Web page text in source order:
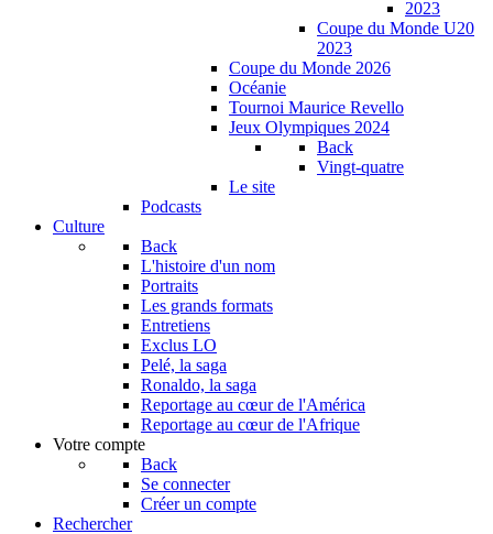
2023
Coupe du Monde U20
2023
Coupe du Monde 2026
Océanie
Tournoi Maurice Revello
Jeux Olympiques 2024
Back
Vingt-quatre
Le site
Podcasts
Culture
Back
L'histoire d'un nom
Portraits
Les grands formats
Entretiens
Exclus LO
Pelé, la saga
Ronaldo, la saga
Reportage au cœur de l'América
Reportage au cœur de l'Afrique
Votre compte
Back
Se connecter
Créer un compte
Rechercher